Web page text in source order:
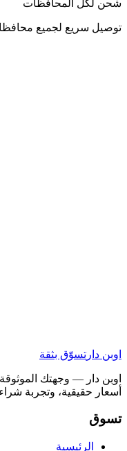
شحن لكل المحافظات
توصيل سريع لجميع
اوبن دار تسوّق بثقة
اوبن دار — وجهتك
أسعار حقيقية، وتجربة
تسوق
الرئيسية